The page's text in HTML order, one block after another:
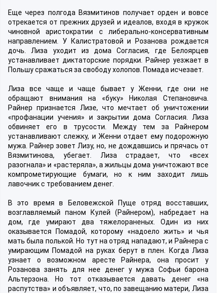
Еще через полгода Вязмитинов получает орден и вовсе
отрекается от прежних друзей и идеалов, входя в кружок
чиновной аристократии с либерально-консервативным
направлением. У Калистратовой и Розанова рождается
дочь. Лиза уходит из дома Согласия, где Белоярцев
устанавливает диктаторские порядки. Райнер уезжает в
Польшу сражаться за свободу холопов. Помада исчезает.
Лиза все чаще и чаще бывает у Женни, где они не
обращают внимания на «буку» Николая Степановича.
Райнер признается Лизе, что мечтает об уничтожении
«профанации учения» и закрытии дома Согласия. Лиза
обвиняет его в трусости. Между тем за Райнером
устанавливают слежку, и Женни отдает ему подорожную
мужа. Райнер зовет Лизу, но, не дождавшись и прячась от
Вязмитинова, убегает. Лиза страдает, что «всех
разогнала» и «растеряла», а жильцы дома уничтожают все
компрометирующие бумаги, но к ним заходит лишь
лавочник с требованием денег.
В это время в Беловежской Пуще отряд восставших,
возглавляемый паном Кулей (Райнером), набредает на
дом, где умирают два тяжелораненых. Один из них
оказывается Помадой, которому «надоело жить» и чья
мать была полькой. Но тут на отряд нападают, и Райнера с
умирающим Помадой на руках берут в плен. Когда Лиза
узнает о возможном аресте Райнера, она просит у
Розанова занять для нее денег у мужа Софьи барона
Альтерзона. Но тот отказывается давать денег «на
распутства» и объявляет, что, по завещанию матери, Лиза